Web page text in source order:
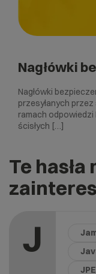
Nagłówki
Nagłówki
przesyłanych
ramach odpowiedzi
ścisłych […]
Te hasła
J